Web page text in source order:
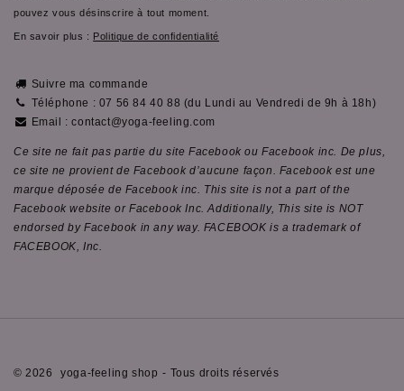
pouvez vous désinscrire à tout moment.
En savoir plus : Politique de confidentialité
Suivre ma commande
Téléphone : 07 56 84 40 88 (du Lundi au Vendredi de 9h à 18h)
Email : contact@yoga-feeling.com
Ce site ne fait pas partie du site Facebook ou Facebook inc. De plus,
ce site ne provient de Facebook d’aucune façon. Facebook est une
marque déposée de Facebook inc. This site is not a part of the
Facebook website or Facebook Inc. Additionally, This site is NOT
endorsed by Facebook in any way. FACEBOOK is a trademark of
FACEBOOK, Inc.
© 2026 yoga-feeling shop - Tous droits réservés